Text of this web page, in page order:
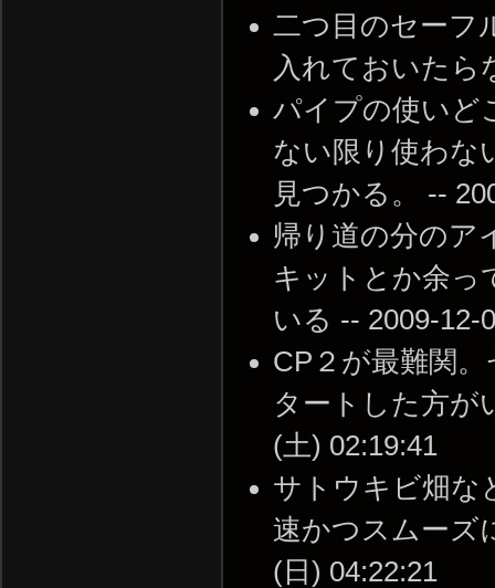
二つ目のセーフ
入れておいたら
パイプの使いど
ない限り使わな
見つかる。 --
帰り道の分のア
キットとか余っ
いる -- 2009-12-
CP２が最難関
タートした方が
(土) 02:19:41
サトウキビ畑な
速かつスムーズ
(日) 04:22:21